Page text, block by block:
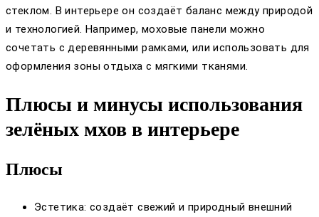
стеклом. В интерьере он создаёт баланс между природой
и технологией. Например, моховые панели можно
сочетать с деревянными рамками, или использовать для
оформления зоны отдыха с мягкими тканями.
Плюсы и минусы использования
зелёных мхов в интерьере
Плюсы
Эстетика: создаёт свежий и природный внешний